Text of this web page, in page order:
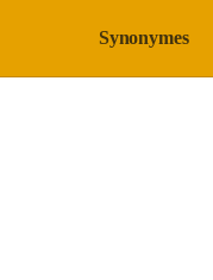
Synonymes